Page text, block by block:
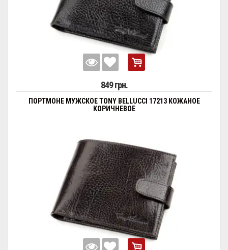
849 грн.
ПОРТМОНЕ МУЖСКОЕ TONY BELLUCCI 17213 КОЖАНОЕ
КОРИЧНЕВОЕ